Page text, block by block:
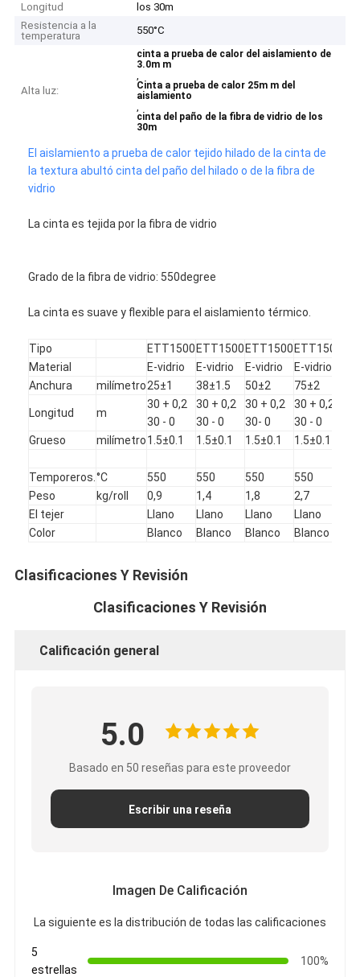
Longitud
los 30m
Resistencia a la
temperatura
550°C
Alta luz:
cinta a prueba de calor del aislamiento de
3.0m m
,
Cinta a prueba de calor 25m m del
aislamiento
,
cinta del paño de la fibra de vidrio de los
30m
El aislamiento a prueba de calor tejido hilado de la cinta de
la textura abultó cinta del paño del hilado o de la fibra de
vidrio
La cinta es tejida por la fibra de vidrio
Grado de la fibra de vidrio: 550degree
La cinta es suave y flexible para el aislamiento térmico.
Tipo ETT1500 ETT1500 ETT1500 ETT1500
Material
E-vidrio E-vidrio E-vidrio E-vidrio
Anchura
milímetro25±1 38±1.5 50±2 75±2
Longitud m
30 + 0,2
30 - 0
30 + 0,2
30 - 0
30 + 0,2
30- 0
30 + 0,2
30 - 0
Grueso
milímetro1.5±0.1 1.5±0.1 1.5±0.1 1.5±0.1
Temporeros. °C 550 550 550 550
Peso
kg/roll 0,9 1,4 1,8 2,7
El tejer
Llano Llano Llano Llano
Color
Blanco Blanco Blanco Blanco
Clasificaciones Y Revisión
Clasificaciones Y Revisión
Calificación general
5.0
Basado en 50 reseñas para este proveedor
Escribir una reseña
Imagen De Calificación
La siguiente es la distribución de todas las calificaciones
5
estrellas
100%